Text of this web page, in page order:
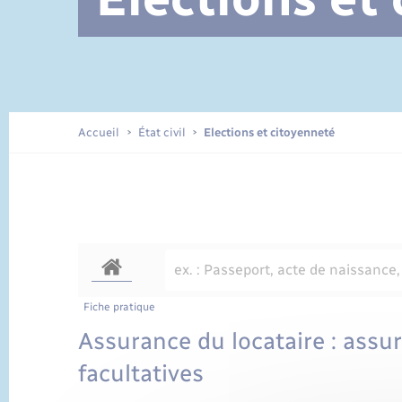
Documents d’identité
Accueil État civil Elections et citoyenneté
Fiche pratique
Assurance du locataire :
facultatives